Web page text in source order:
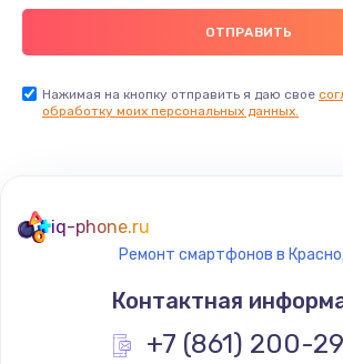
Заказать
Замена термостата
1200 руб.
Заказать
Нажимая на кнопку отправить я даю свое
обработку моих персональных данных.
iq-phone.ru
Ремонт смартфонов в
Контактная
+7 (861) 200-